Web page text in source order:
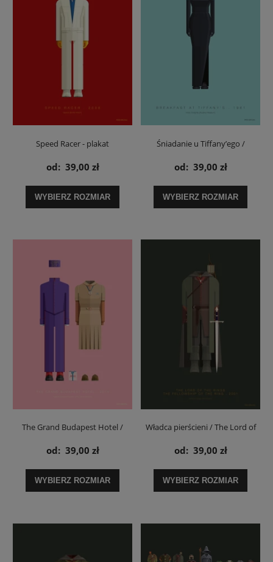
Speed Racer - plakat
od: 39,00 zł
WYBIERZ ROZMIAR
Śniadanie u Tiffany’ego /
Breakfast at Tiffany's Holly
Golightly - plakat
od: 39,00 zł
WYBIERZ ROZMIAR
The Grand Budapest Hotel /
Agatha i Zero - plakat
od: 39,00 zł
WYBIERZ ROZMIAR
Władca pierścieni / The Lord of
the Rings Aragorn - plakat
od: 39,00 zł
WYBIERZ ROZMIAR